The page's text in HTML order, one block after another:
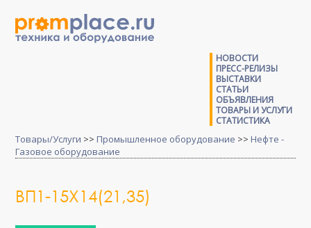
НОВОСТИ
ПРЕСС-РЕЛИЗЫ
ВЫСТАВКИ
СТАТЬИ
ОБЪЯВЛЕНИЯ
ТОВАРЫ И УСЛУГИ
СТАТИСТИКА
Товары/Услуги >> Промышленное оборудование >> Нефте -
Газовое оборудование
ВП1-15Х14(21,35)